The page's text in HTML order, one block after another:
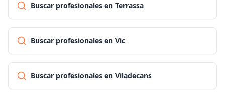
Buscar profesionales en Terrassa
Buscar profesionales en Vic
Buscar profesionales en Viladecans